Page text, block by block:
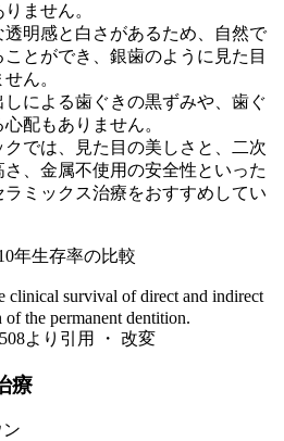
ません。
透明感と白さがあるため、自然で
とができ、銀歯のように見た目
ん。
による歯ぐきの黒ずみや、歯ぐ
配もありません。
では、見た目の美しさと、二次
、金属不使用の安全性といった
ミックス治療をおすすめしてい
clinical survival of direct and indirect
of the permanent dentition.
より引用 ・ 改変
療